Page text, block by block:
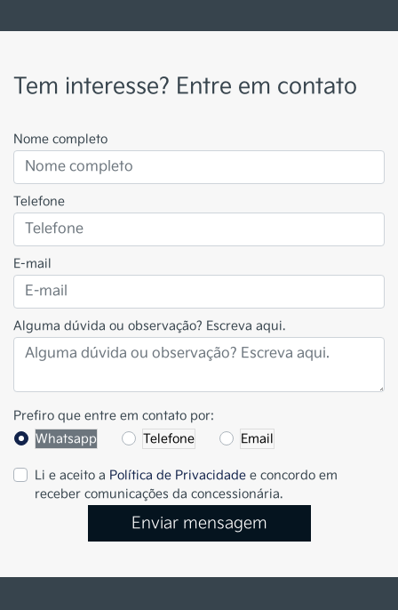
Tem interesse? Entre em contato
Nome completo
Telefone
E-mail
Alguma dúvida ou observação? Escreva aqui.
Prefiro que entre em contato por:
Whatsapp
Telefone Email
Li e aceito a Política de Privacidade e concordo em
receber comunicações da concessionária.
Enviar mensagem